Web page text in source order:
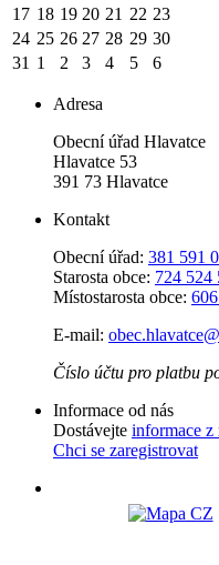
17 18 19 20 21 22 23
24 25 26 27 28 29 30
31 1 2 3 4 5 6
Adresa
Obecní úřad Hlavatce
Hlavatce 53
391 73 Hlavatce
Kontakt
Obecní úřad: 381 591
Starosta obce: 724 524
Místostarosta obce:
E-mail:
Číslo účtu pro platbu
Informace od nás
Dostávejte informace z
Chci se zaregistrovat